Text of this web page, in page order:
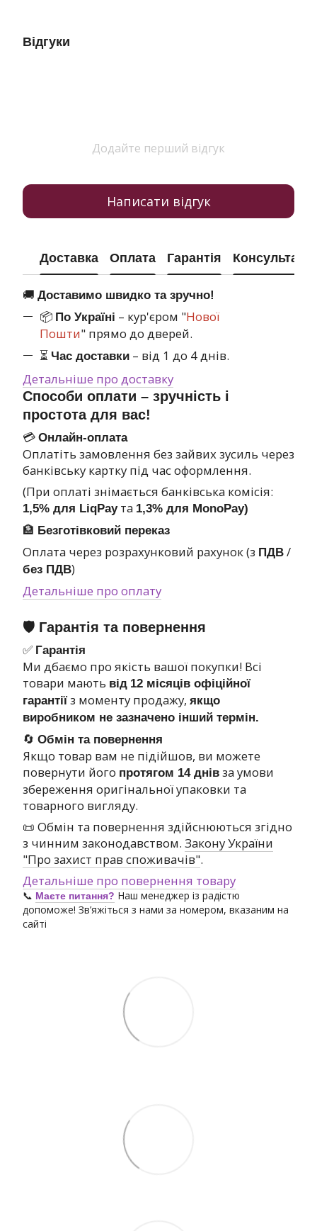
Відгуки
Додайте перший відгук
Написати відгук
Доставка Оплата Гарантія Консультація
🚚 Доставимо швидко та зручно!
📦 По Україні – кур'єром "Нової
Пошти" прямо до дверей.
⏳ Час доставки – від 1 до 4 днів.
Детальніше про доставку
Способи оплати – зручність і
простота для вас!
💳 Онлайн-оплата
Оплатіть замовлення без зайвих зусиль через
банківську картку під час оформлення.
(При оплаті знімається банківська комісія:
1,5% для LiqPayта 1,3% для MonoPay)
🏦 Безготівковий переказ
Оплата через розрахунковий рахунок (з ПДВ /
без ПДВ)
Детальніше про оплату
🛡 Гарантія та повернення
✅ Гарантія
Ми дбаємо про якість вашої покупки! Всі
товари мають від 12 місяців офіційної
гарантії з моменту продажу, якщо
виробником не зазначено інший термін.
🔄 Обмін та повернення
Якщо товар вам не підійшов, ви можете
повернути його протягом 14 днів за умови
збереження оригінальної упаковки та
товарного вигляду.
📜 Обмін та повернення здійснюються згідно
з чинним законодавством. Закону України
"Про захист прав споживачів".
Детальніше про повернення товару
📞 Маєте питання? Наш менеджер із радістю
допоможе! Зв’яжіться з нами за номером, вказаним на
сайті